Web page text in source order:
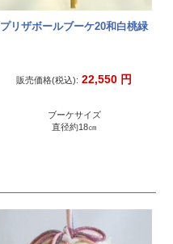
プリザボールブーケ20和白桃緑
販売価格(税込): 22,550 円
ブーケサイズ
直径約18㎝